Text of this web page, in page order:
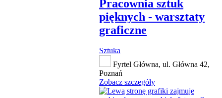
Pracownia sztuk
pięknych - warsztaty
graficzne
Sztuka
Fyrtel Główna, ul. Główna 42,
Poznań
Zobacz szczegóły